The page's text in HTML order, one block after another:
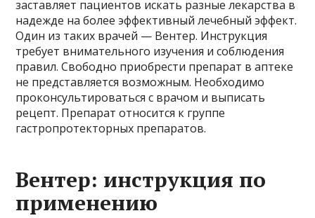
заставляет пациентов искать разные лекарства в
надежде на более эффективный лечебный эффект.
Один из таких врачей — Вентер. Инструкция
требует внимательного изучения и соблюдения
правил. Свободно приобрести препарат в аптеке
не представляется возможным. Необходимо
проконсультироваться с врачом и выписать
рецепт. Препарат относится к группе
гастропротекторных препаратов.
Вентер: инструкция по
применению